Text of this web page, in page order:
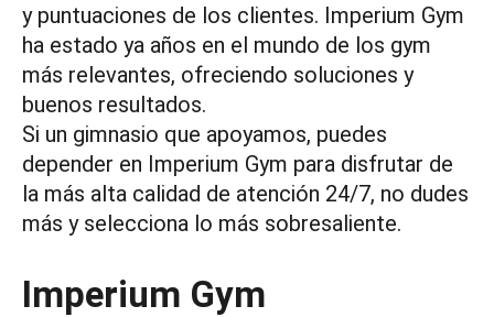
y puntuaciones de los clientes. Imperium Gym
ha estado ya años en el mundo de los gym
más relevantes, ofreciendo soluciones y
buenos resultados.
Si un gimnasio que apoyamos, puedes
depender en Imperium Gym para disfrutar de
la más alta calidad de atención 24/7, no dudes
más y selecciona lo más sobresaliente.
Imperium Gym